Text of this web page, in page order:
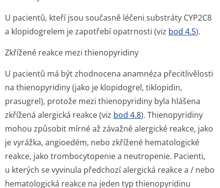
U pacientů, kteří jsou současně léčeni substráty CYP2C8
a klopidogrelem je zapotřebí opatrnosti (viz bod 4.5).
Zkřížené reakce mezi thienopyridiny
U pacientů má být zhodnocena anamnéza přecitlivělosti
na thienopyridiny (jako je klopidogrel, tiklopidin,
prasugrel), protože mezi thienopyridiny byla hlášena
zkřížená alergická reakce (viz bod 4.8). Thienopyridiny
mohou způsobit mírné až závažné alergické reakce, jako
je vyrážka, angioedém, nebo zkřížené hematologické
reakce, jako trombocytopenie a neutropenie. Pacienti,
u kterých se vyvinula předchozí alergická reakce a / nebo
hematologická reakce na jeden typ thienopyridinu